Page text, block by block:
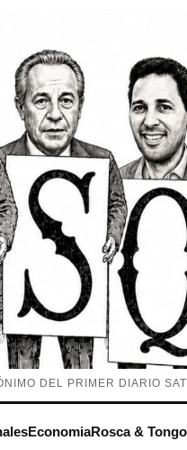
DEL PRIMER DIARIO
EconomiaRosca & Tongo